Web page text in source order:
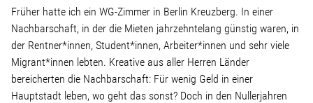
Früher hatte ich ein WG-Zimmer in Berlin Kreuzberg. In einer
Nachbarschaft, in der die Mieten jahrzehntelang günstig waren, in
der Rentner*innen, Student*innen, Arbeiter*innen und sehr viele
Migrant*innen lebten. Kreative aus aller Herren Länder
bereicherten die Nachbarschaft: Für wenig Geld in einer
Hauptstadt leben, wo geht das sonst? Doch in den Nullerjahren